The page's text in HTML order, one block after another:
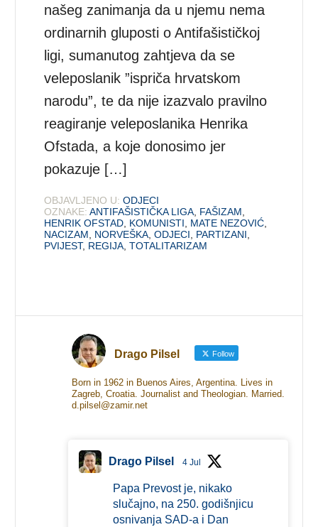
našeg zanimanja da u njemu nema
ordinarnih gluposti o Antifašističkoj
ligi, sumanutog zahtjeva da se
veleposlanik ”ispriča hrvatskom
narodu”, te da nije izazvalo pravilno
reagiranje veleposlanika Henrika
Ofstada, a koje donosimo jer
pokazuje […]
OBJAVLJENO U: ODJECI
OZNAKE: ANTIFAŠISTIČKA LIGA, FAŠIZAM,
HENRIK OFSTAD, KOMUNISTI, MATE NEZOVIĆ,
NACIZAM, NORVEŠKA,ODJECI, PARTIZANI,
PVIJEST, REGIJA,TOTALITARIZAM
Drago Pilsel Follow
Born in 1962 in Buenos Aires, Argentina. Lives in
Zagreb, Croatia. Journalist and Theologian. Married.
d.pilsel@zamir.net
Drago Pilsel 4 Jul
Papa Prevost je, nikako
slučajno, na 250. godišnjicu
osnivanja SAD-a i Dan